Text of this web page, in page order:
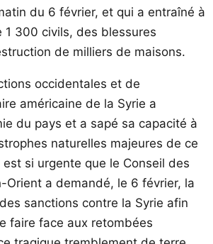
du 6 février, et qui a entraîné à
1 300 civils, des blessures
de milliers de maisons.
occidentales et de
américaine de la Syrie a
du pays et a sapé sa capacité à
naturelles majeures de ce
si urgente que le Conseil des
Orient a demandé, le 6 février, la
sanctions contre la Syrie afin
faire face aux retombées